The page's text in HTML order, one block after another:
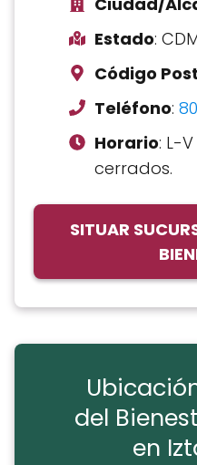
Estado:
Código
Teléfono:
Horario: L-
cerrados.
SITUAR
del
en